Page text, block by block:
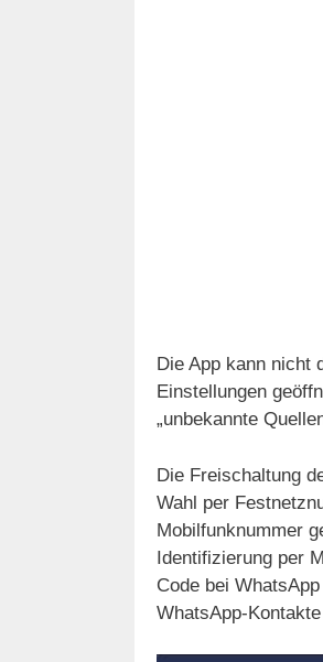
Die App kann nicht
Einstellungen
„unbekannte
Die Freischaltung
Wahl per
Mobilfunknummer
Identifizierung per
Code bei
WhatsApp-